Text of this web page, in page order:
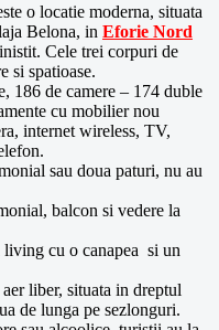
o locatie moderna, situata
Belona, in Eforie Nord
Cele trei corpuri de
si spatioase.
186 de camere – 174 duble
cu mobilier nou
internet wireless, TV,
sau doua paturi, nu au
balcon si vedere la
living cu o canapea si un
liber, situata in dreptul
de lunga pe sezlonguri.